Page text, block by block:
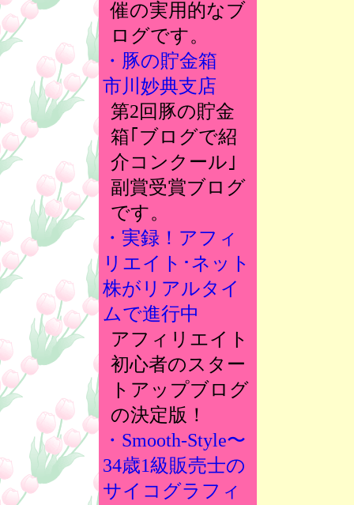
催の実用的なブ
ログです。
・豚の貯金箱
市川妙典支店
第2回豚の貯金
箱｢ブログで紹
介コンクール｣
副賞受賞ブログ
です。
・実録！アフィ
リエイト･ネット
株がリアルタイ
ムで進行中
アフィリエイト
初心者のスター
トアップブログ
の決定版！
・Smooth-Style〜
34歳1級販売士の
サイコグラフィ